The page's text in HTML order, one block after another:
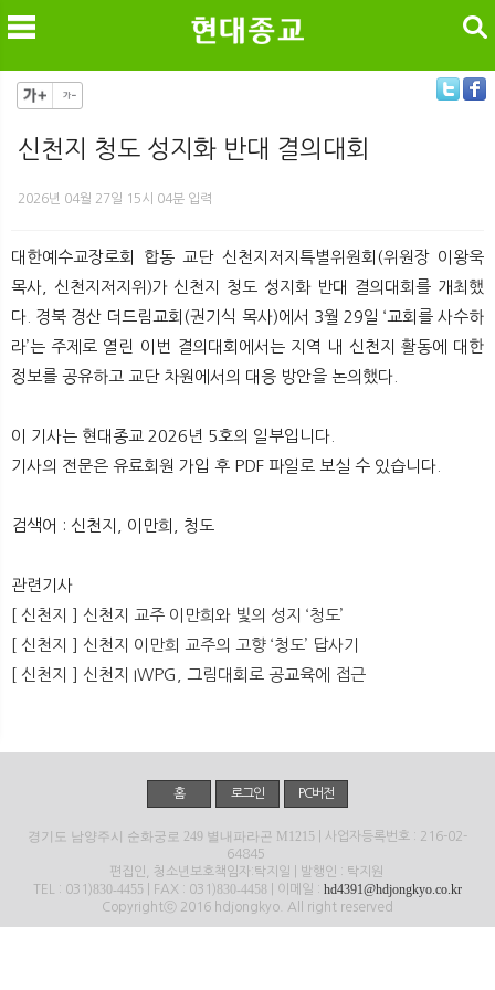
검색
신천지 청도 성지화 반대 결의대회
2026년 04월 27일 15시 04분 입력
대한예수교장로회 합동 교단 신천지저지특별위원회(위원장 이왕욱
목사, 신천지저지위)가 신천지 청도 성지화 반대 결의대회를 개최했
다. 경북 경산 더드림교회(권기식 목사)에서 3월 29일 ‘교회를 사수하
라’는 주제로 열린 이번 결의대회에서는 지역 내 신천지 활동에 대한
정보를 공유하고 교단 차원에서의 대응 방안을 논의했다.
이 기사는 현대종교 2026년 5호의 일부입니다.
기사의 전문은 유료회원 가입 후 PDF 파일로 보실 수 있습니다.
검색어 : 신천지, 이만희, 청도
관련기사
[ 신천지 ] 신천지 교주 이만희와 빛의 성지 ‘청도’
[ 신천지 ] 신천지 이만희 교주의 고향 ‘청도’ 답사기
[ 신천지 ] 신천지 IWPG, 그림대회로 공교육에 접근
홈 로그인 PC버전
경기도 남양주시 순화궁로 249 별내파라곤 M1215 | 사업자등록번호 : 216-02-
64845
편집인, 청소년보호책임자:탁지일 | 발행인 : 탁지원
TEL : 031)830-4455 | FAX : 031)830-4458 | 이메일 : hd4391@hdjongkyo.co.kr
Copyrightⓒ 2016 hdjongkyo. All right reserved